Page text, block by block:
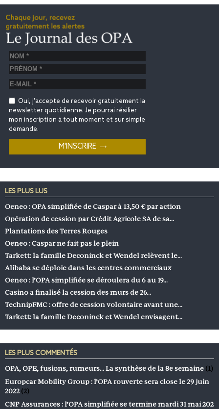
Oui, j'accepte de recevoir gratuitement la
newsletter quotidienne. Je pourrai résilier
mon inscription à tout moment et sur simple
demande.
LES PLUS LUS
Oeneo : OPA simplifiée de Caspar à 13,50 € par action
Opération de cession par Crédit Agricole SA de sa…
Plantations des Terres Rouges
Oeneo : Caspar ne fait pas le plein
Tarkett: la famille Deconinck et Wendel relèvent le…
Alibaba se déploie dans les centres commerciaux
Oeneo : l’OPA simplifiée se déroulera du 6 au 19…
Casino a finalisé la cession des murs de 26…
TechnipFMC : offre de cession volontaire avant une…
Tarkett: la famille Deconinck et Wendel envisagent…
LES PLUS COMMENTÉS
OPA, OPE, fusions, rumeurs… La synthèse de la 8e semaine (1)
Europcar Mobility Group : l’OPA rouverte sera close le 29 juin
2022 (2)
CNP Assurances : l’OPA simplifiée se termine mardi 31 mai 202